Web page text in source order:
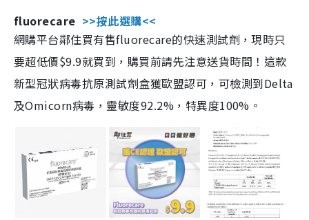
fluorecare >>按此選購<<
網購平台鄰住買有售fluorecare的快速測試劑，現時只
要超低價$9.9就買到，購買前請先注意送貨時間！這款
新型冠狀病毒抗原測試劑盒獲歐盟認可，可檢測到Delta
及Omicorn病毒，靈敏度92.2%，特異度100%。